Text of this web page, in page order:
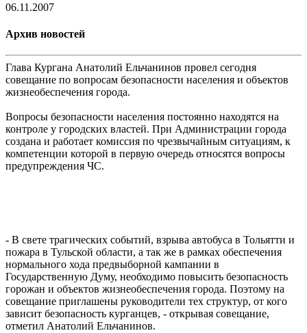
06.11.2007
Архив новостей
Глава Кургана Анатолий Ельчанинов провел сегодня
совещание по вопросам безопасности населения и объектов
жизнеобеспечения города.
Вопросы безопасности населения постоянно находятся на
контроле у городских властей. При Администрации города
создана и работает комиссия по чрезвычайным ситуациям, к
компетенции которой в первую очередь относятся вопросы
предупреждения ЧС.
- В свете трагических событий, взрыва автобуса в Тольятти и
пожара в Тульской области, а так же в рамках обеспечения
нормального хода предвыборной кампании в
Государственную Думу, необходимо повысить безопасность
горожан и объектов жизнеобеспечения города. Поэтому на
совещание приглашены руководители тех структур, от кого
зависит безопасность курганцев, - открывая совещание,
отметил Анатолий Ельчанинов.